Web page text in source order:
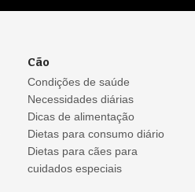
Cão
Condições de saúde
Necessidades diárias
Dicas de alimentação
Dietas para consumo diário
Dietas para cães para
cuidados especiais